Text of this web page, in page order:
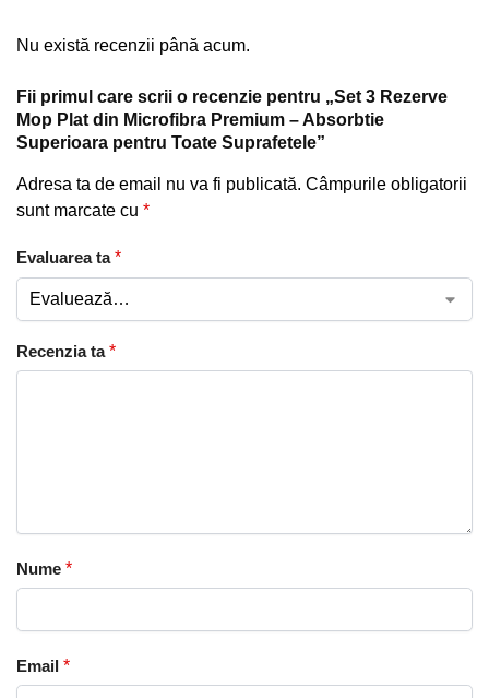
Nu există recenzii până acum.
Fii primul care scrii o recenzie pentru „Set 3 Rezerve
Mop Plat din Microfibra Premium – Absorbtie
Superioara pentru Toate Suprafetele”
Adresa ta de email nu va fi publicată. Câmpurile obligatorii
sunt marcate cu *
Evaluarea ta*
Recenzia ta*
Nume *
Email *